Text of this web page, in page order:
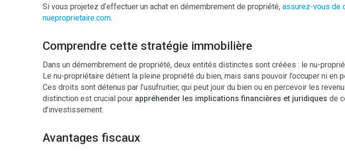
Si vous projetez d’effectuer un achat en démembrement de propriété, assurez-vous de
nueproprietaire.com.
Comprendre cette stratégie immobilière
Dans un démembrement de propriété, deux entités distinctes sont créées : le nu-
Le nu-propriétaire détient la pleine propriété du bien, mais sans pouvoir l’occuper ni en
Ces droits sont détenus par l’usufruitier, qui peut jouir du bien ou en percevoir les
distinction est crucial pour appréhender les implications financières et juridiques de
d’investissement.
Avantages fiscaux